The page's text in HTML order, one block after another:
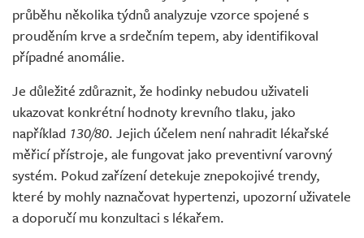
průběhu několika týdnů analyzuje vzorce spojené s
prouděním krve a srdečním tepem, aby identifikoval
případné anomálie.
Je důležité zdůraznit, že hodinky nebudou uživateli
ukazovat konkrétní hodnoty krevního tlaku, jako
například 130/80. Jejich účelem není nahradit lékařské
měřicí přístroje, ale fungovat jako preventivní varovný
systém. Pokud zařízení detekuje znepokojivé trendy,
které by mohly naznačovat hypertenzi, upozorní uživatele
a doporučí mu konzultaci s lékařem.